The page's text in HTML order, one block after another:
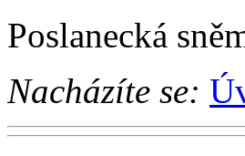
Poslanecká
Nacházíte se: